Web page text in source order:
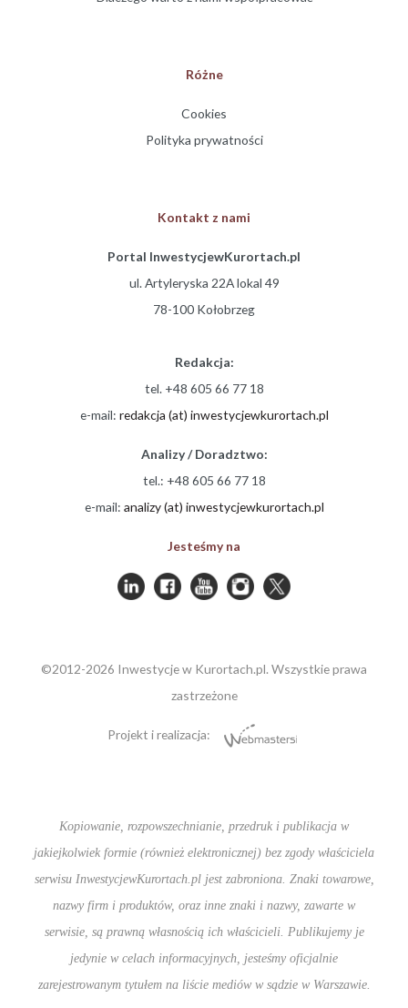
Różne
Cookies
Polityka prywatności
Kontakt z nami
Portal InwestycjewKurortach.pl
ul. Artyleryska 22A lokal 49
78-100 Kołobrzeg
Redakcja:
tel. +48 605 66 77 18
e-mail: redakcja (at) inwestycjewkurortach.pl
Analizy / Doradztwo:
tel.: +48 605 66 77 18
e-mail: analizy (at) inwestycjewkurortach.pl
Jesteśmy na
©2012-2026 Inwestycje w Kurortach.pl. Wszystkie prawa
zastrzeżone
Projekt i realizacja:
Kopiowanie, rozpowszechnianie, przedruk i publikacja w
jakiejkolwiek formie (również elektronicznej) bez zgody właściciela
serwisu InwestycjewKurortach.pl jest zabroniona. Znaki towarowe,
nazwy firm i produktów, oraz inne znaki i nazwy, zawarte w
serwisie, są prawną własnością ich właścicieli. Publikujemy je
jedynie w celach informacyjnych, jesteśmy oficjalnie
zarejestrowanym tytułem na liście mediów w sądzie w Warszawie.